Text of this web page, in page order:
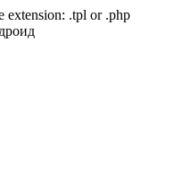
extension: .tpl or .php